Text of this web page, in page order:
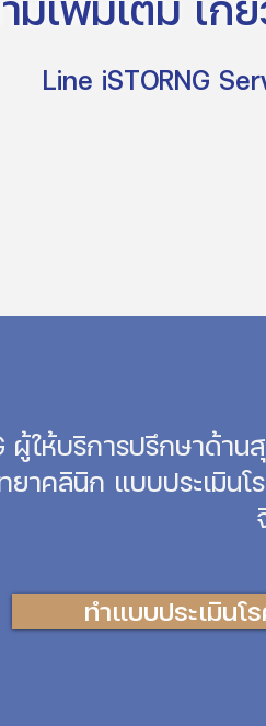
Line iSTORNG
ผู้ให้บริการปรึกษาด้า
ยาคลินิก แบบประเมิน
ทำแบบประเมิน